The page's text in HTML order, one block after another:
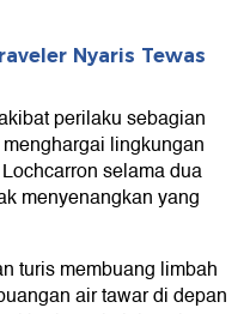
Nyaris Tewas
perilaku sebagian
lingkungan
selama dua
menyenangkan yang
turis membuang limbah
air tawar di depan